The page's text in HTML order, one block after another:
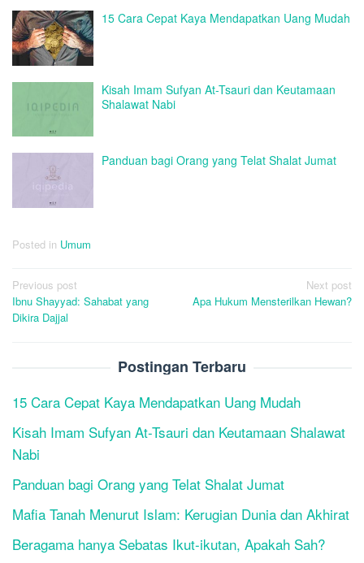
15 Cara Cepat Kaya Mendapatkan Uang Mudah
Kisah Imam Sufyan At-Tsauri dan Keutamaan
Shalawat Nabi
Panduan bagi Orang yang Telat Shalat Jumat
Posted in Umum
Post
navigation
Previous post
Ibnu Shayyad: Sahabat yang
Dikira Dajjal
Next post
Apa Hukum Mensterilkan Hewan?
Postingan Terbaru
15 Cara Cepat Kaya Mendapatkan Uang Mudah
Kisah Imam Sufyan At-Tsauri dan Keutamaan Shalawat
Nabi
Panduan bagi Orang yang Telat Shalat Jumat
Mafia Tanah Menurut Islam: Kerugian Dunia dan Akhirat
Beragama hanya Sebatas Ikut-ikutan, Apakah Sah?